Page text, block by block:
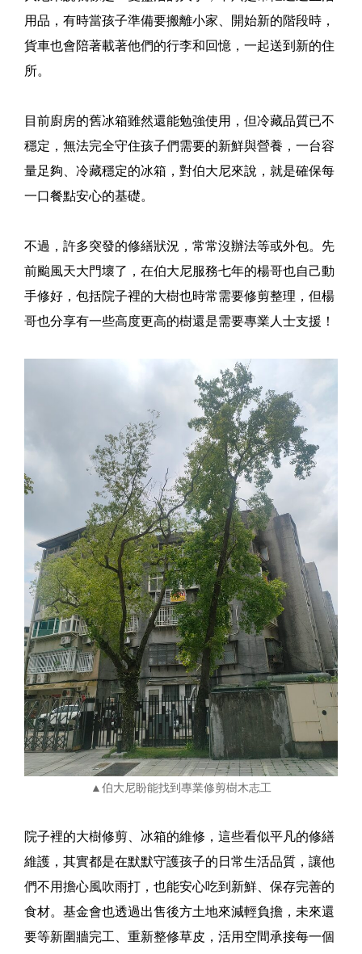
用品，有時當孩子準備要搬離小家、開始新的階段時，
貨車也會陪著載著他們的行李和回憶，一起送到新的住
所。
目前廚房的舊冰箱雖然還能勉強使用，但冷藏品質已不
穩定，無法完全守住孩子們需要的新鮮與營養，一台容
量足夠、冷藏穩定的冰箱，對伯大尼來說，就是確保每
一口餐點安心的基礎。
不過，許多突發的修繕狀況，常常沒辦法等或外包。先
前颱風天大門壞了，在伯大尼服務七年的楊哥也自己動
手修好，包括院子裡的大樹也時常需要修剪整理，但楊
哥也分享有一些高度更高的樹還是需要專業人士支援！
▲伯大尼盼能找到專業修剪樹木志工
院子裡的大樹修剪、冰箱的維修，這些看似平凡的修繕
維護，其實都是在默默守護孩子的日常生活品質，讓他
們不用擔心風吹雨打，也能安心吃到新鮮、保存完善的
食材。基金會也透過出售後方土地來減輕負擔，未來還
要等新圍牆完工、重新整修草皮，活用空間承接每一個